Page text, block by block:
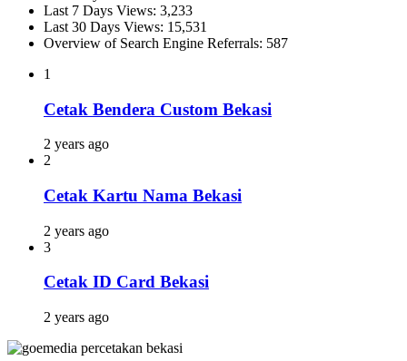
Last 7 Days Views: 3,233
Last 30 Days Views: 15,531
Overview of Search Engine Referrals: 587
1
Cetak Bendera Custom Bekasi
2 years ago
2
Cetak Kartu Nama Bekasi
2 years ago
3
Cetak ID Card Bekasi
2 years ago